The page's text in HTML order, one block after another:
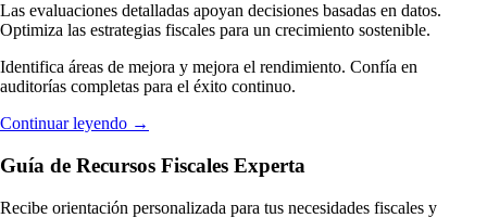
Las evaluaciones detalladas apoyan decisiones basadas en datos.
Optimiza las estrategias fiscales para un crecimiento sostenible.
Identifica áreas de mejora y mejora el rendimiento. Confía en
auditorías completas para el éxito continuo.
Continuar leyendo →
Guía de Recursos Fiscales Experta
Recibe orientación personalizada para tus necesidades fiscales y